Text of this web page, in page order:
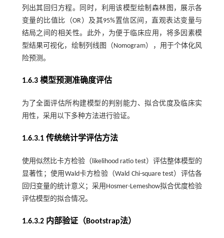
列出其回归方程。同时，利用该模型绘制森林图，展示各
变量的比值比（OR）及其95%置信区间，直观表达变量与
结局之间的相关性。此外，为便于临床应用，将多因素模
型结果可视化，绘制列线图（Nomogram），用于个体化风
险预测。
1.6.3 模型预测准确度评估
为了全面评估所构建模型的判别能力、拟合优度及临床实
用性，采用以下多种方法进行验证。
1.6.3.1 传统统计学评估方法
使用似然比卡方检验（likelihood ratio test）评估整体模型的
显著性；使用Wald卡方检验（Wald Chi-square test）评估各
回归变量的统计意义；采用Hosmer-Lemeshow拟合优度检验
评估模型的拟合情况。
1.6.3.2 内部验证（Bootstrap法）